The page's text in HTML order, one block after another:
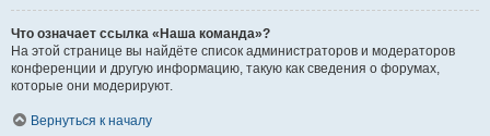
Что означает ссылка «Наша команда»?
На этой странице вы найдёте список администраторов и модераторов
конференции и другую информацию, такую как сведения о форумах,
которые они модерируют.
Вернуться к началу